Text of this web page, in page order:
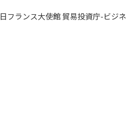
フランス大使館 貿易投資庁-ビジネ